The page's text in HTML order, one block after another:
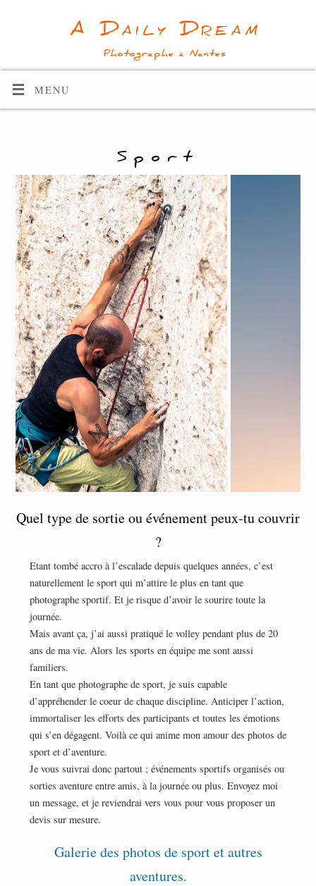
A Daily Dream
Photographe à Nantes
MENU
Sport
Quel type de sortie ou événement peux-tu couvrir
?
Etant tombé accro à l’escalade depuis quelques années, c’est
naturellement le sport qui m’attire le plus en tant que
photographe sportif. Et je risque d’avoir le sourire toute la
journée.
Mais avant ça, j’ai aussi pratiqué le volley pendant plus de 20
ans de ma vie. Alors les sports en équipe me sont aussi
familiers.
En tant que photographe de sport, je suis capable
d’appréhender le coeur de chaque discipline. Anticiper l’action,
immortaliser les efforts des participants et toutes les émotions
qui s’en dégagent. Voilà ce qui anime mon amour des photos de
sport et d’aventure.
Je vous suivrai donc partout ; événements sportifs organisés ou
sorties aventure entre amis, à la journée ou plus. Envoyez moi
un message, et je reviendrai vers vous pour vous proposer un
devis sur mesure.
Galerie des photos de sport et autres
aventures.